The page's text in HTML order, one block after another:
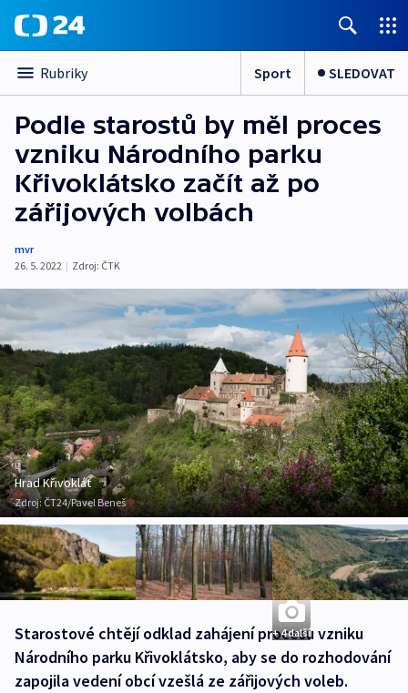
Rubriky Sport SLEDOVAT
Podle starostů by měl proces
vzniku Národního parku
Křivoklátsko začít až po
zářijových volbách
mvr
26. 5. 2022 | Zdroj: ČTK
Hrad Křivoklát
Zdroj:ČT24/Pavel Beneš
+ 4 další
Starostové chtějí odklad zahájení procesu vzniku
Národního parku Křivoklátsko, aby se do rozhodování
zapojila vedení obcí vzešlá ze zářijových voleb.